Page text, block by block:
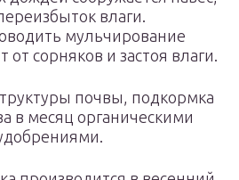
влаги.
мульчирование
сорняков и застоя влаги.
почвы, подкормка
в месяц органическими